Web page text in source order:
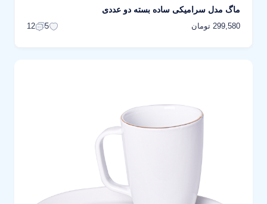
ماگ مدل سرامیکی ساده بسته دو عددی
299,580 تومان 5
12